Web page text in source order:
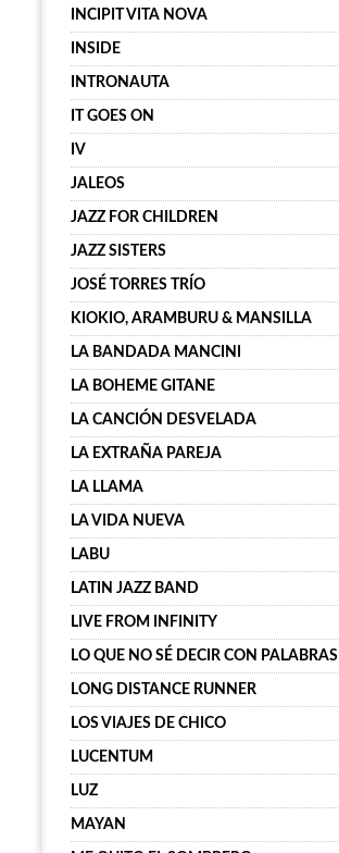
INCIPIT VITA NOVA
INSIDE
INTRONAUTA
IT GOES ON
IV
JALEOS
JAZZ FOR CHILDREN
JAZZ SISTERS
JOSÉ TORRES TRÍO
KIOKIO, ARAMBURU & MANSILLA
LA BANDADA MANCINI
LA BOHEME GITANE
LA CANCIÓN DESVELADA
LA EXTRAÑA PAREJA
LA LLAMA
LA VIDA NUEVA
LABU
LATIN JAZZ BAND
LIVE FROM INFINITY
LO QUE NO SÉ DECIR CON PALABRAS
LONG DISTANCE RUNNER
LOS VIAJES DE CHICO
LUCENTUM
LUZ
MAYAN